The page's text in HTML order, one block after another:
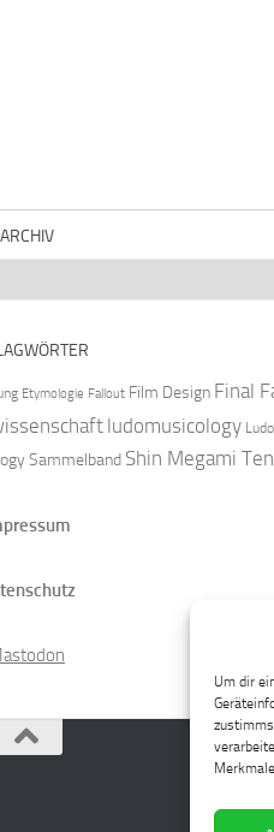
Um dir
ARCHIV
Etymologie Fallout Film Design Final
ludomusicology
Sammelband Shin Megami